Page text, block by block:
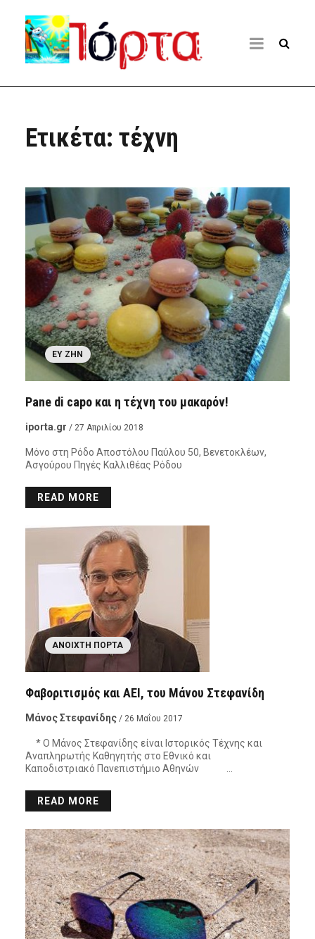
Ετικέτα: τέχνη
ΕΥ ΖΗΝ
Pane di capo και η τέχνη του μακαρόν!
iporta.gr / 27 Απριλίου 2018
Μόνο στη Ρόδο Αποστόλου Παύλου 50, Βενετοκλέων,
Ασγούρου Πηγές Καλλιθέας Ρόδου
READ MORE
ΑΝΟΙΧΤΉ ΠΌΡΤΑ
Φαβοριτισμός και ΑΕΙ, του Μάνου Στεφανίδη
Μάνος Στεφανίδης / 26 Μαΐου 2017
* Ο Μάνος Στεφανίδης είναι Ιστορικός Τέχνης και
Αναπληρωτής Καθηγητής στο Εθνικό και
Καποδιστριακό Πανεπιστήμιο Αθηνών …
READ MORE